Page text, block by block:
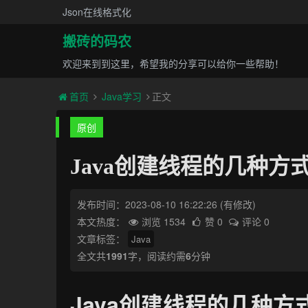
Json在线格式化
搬砖的码农
欢迎来到到这里，希望我的分享可以给你一些帮助！
首页 Java学习 正文
原创
Java创建线程的几种方
发布时间：2023-08-10 16:22:26 (有修改)
本文热度：
浏览 1534 赞 0
评论 0
文章标签：
Java
全文共1991字，阅读约需6分钟